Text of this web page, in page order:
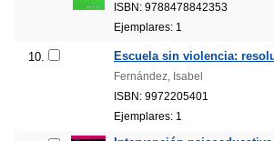
ISBN: 9788478842353
Ejemplares: 1
10. Escuela sin violencia:
Fernández, Isabel
ISBN: 9972205401
Ejemplares: 1